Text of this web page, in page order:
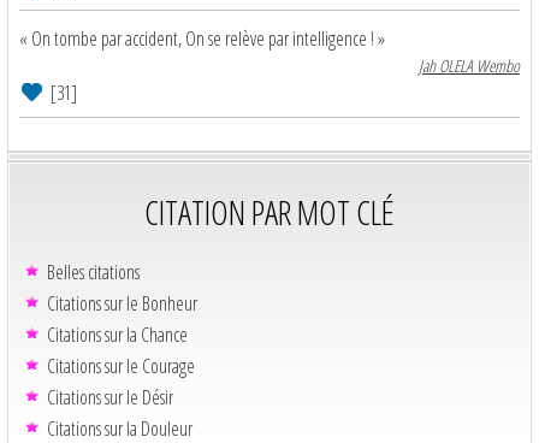
« On tombe par accident, On se relève par intelligence ! »
Jah OLELA Wembo
[31]
CITATION PAR MOT CLÉ
Belles citations
Citations sur le Bonheur
Citations sur la Chance
Citations sur le Courage
Citations sur le Désir
Citations sur la Douleur